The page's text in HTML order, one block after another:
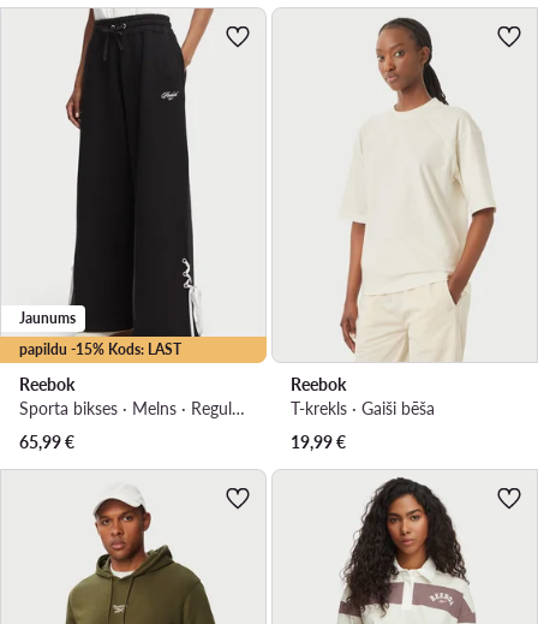
papildu -15% Kods: LAST
Jaunums
Reebok
Sporta bikses · Melns · Regular Fit
65,99€
Reebok
T-krekls · Gaiši bēša
19,99€